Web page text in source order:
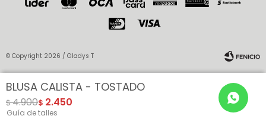
BLUSA CALISTA - TOSTADO
$ 2.450
$4.900
Guía de talles
© Copyright 2026 / Gladys T